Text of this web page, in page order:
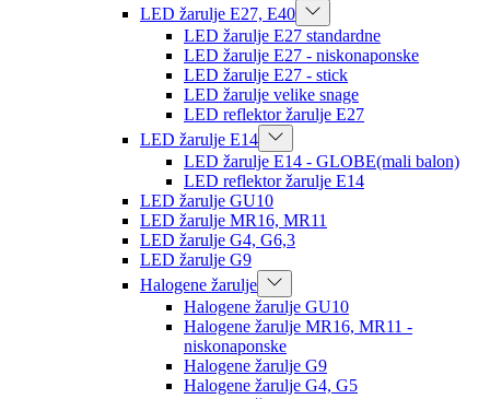
LED žarulje E27, E40
LED žarulje E27 standardne
LED žarulje E27 - niskonaponske
LED žarulje E27 - stick
LED žarulje velike snage
LED reflektor žarulje E27
LED žarulje E14
LED žarulje E14 - GLOBE(mali balon)
LED reflektor žarulje E14
LED žarulje GU10
LED žarulje MR16, MR11
LED žarulje G4, G6,3
LED žarulje G9
Halogene žarulje
Halogene žarulje GU10
Halogene žarulje MR16, MR11 -
niskonaponske
Halogene žarulje G9
Halogene žarulje G4, G5